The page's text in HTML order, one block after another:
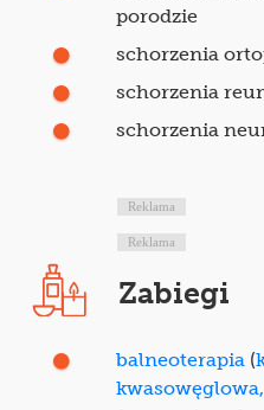
porodzie
schorzenia
schorzenia
schorzenia
Reklama
Reklama
Zabiegi
balneoterapia (
kwasowęglowa,